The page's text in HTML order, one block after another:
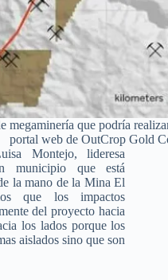
megaminería que podría
portal web de OutCrop Gold
Montejo, lideresa
municipio que está
la mano de la Mina El
que los impactos
del proyecto hacia
los lados porque los
aislados sino que son